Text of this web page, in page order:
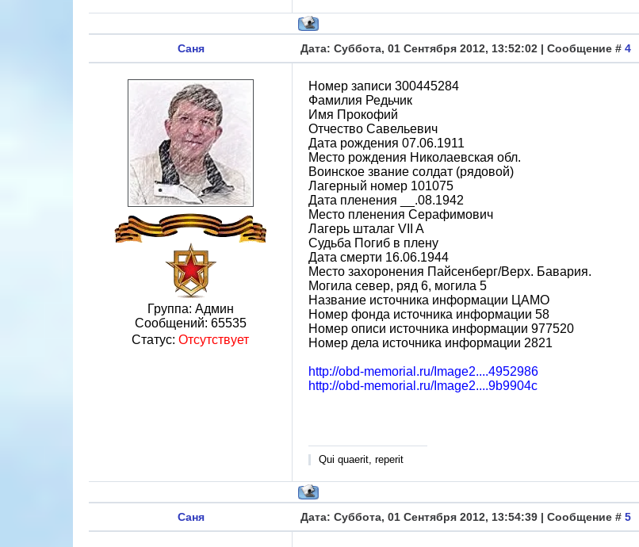
Саня Дата: Суббота, 01 Сентября 2012, 13:52:02 | Сообщение # 4
Группа: Админ
Сообщений: 65535
Статус: Отсутствует
Номер записи 300445284
Фамилия Редьчик
Имя Прокофий
Отчество Савельевич
Дата рождения 07.06.1911
Место рождения Николаевская обл.
Воинское звание солдат (рядовой)
Лагерный номер 101075
Дата пленения __.08.1942
Место пленения Серафимович
Лагерь шталаг VII A
Судьба Погиб в плену
Дата смерти 16.06.1944
Место захоронения Пайсенберг/Верх. Бавария.
Могила север, ряд 6, могила 5
Название источника информации ЦАМО
Номер фонда источника информации 58
Номер описи источника информации 977520
Номер дела источника информации 2821
http://obd-memorial.ru/Image2....4952986
http://obd-memorial.ru/Image2....9b9904c
Qui quaerit, reperit
Саня Дата: Суббота, 01 Сентября 2012, 13:54:39 | Сообщение # 5